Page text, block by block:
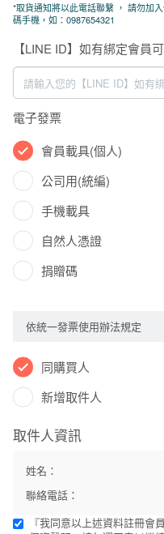
*取貨通知將以此電話聯繫 ， 請勿加
碼手機，如：0987654321
【LINE ID】如有綁定會員
電子發票
會員載具(個人)
公司用(統編)
手機載具
自然人憑證
捐贈碼
依統一發票使用辦法規定
同購買人
新增取件人
取件人資訊
姓名：
聯絡電話：
『我同意以上述資料註冊會